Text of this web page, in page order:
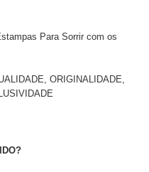
Para Sorrir com os
ORIGINALIDADE,